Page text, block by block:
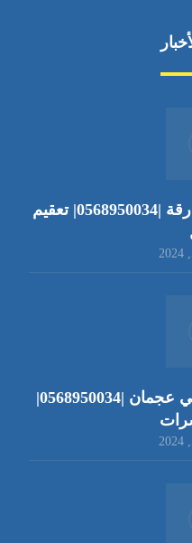
شركة تعقيم منازل في الشارقة |0568950034| تعقيم
شركة مكافحة الصراصير في عجمان |0568950034|